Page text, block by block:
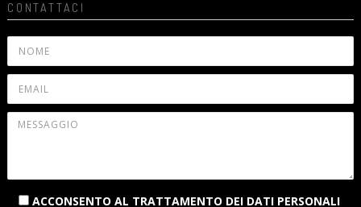
CONTATTACI
ACCONSENTO AL TRATTAMENTO DEI DATI PERSONALI